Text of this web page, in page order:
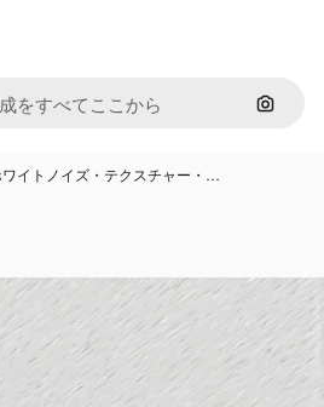
画像で
イトノイズ・テクスチャー・…